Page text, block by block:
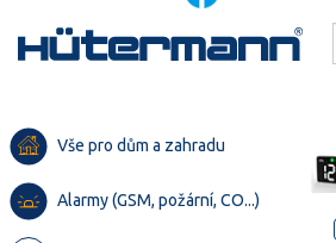
Vše pro dům a zahradu
Alarmy (GSM, požární, CO...)